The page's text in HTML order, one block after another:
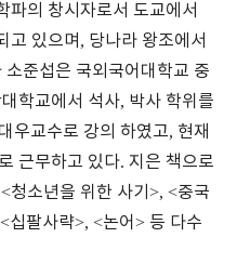
파의 창시자로서 도교에서
고 있으며 , 당나라 왕조에서
소준섭은 국외국어대학교 중
학교에서 석사, 박사 학위를
우교수로 강의 하였고, 현재
근무하고 있다. 지은 책으로
청소년을 위한 사기 >, <중국
십팔사략>, <논어 > 등 다수